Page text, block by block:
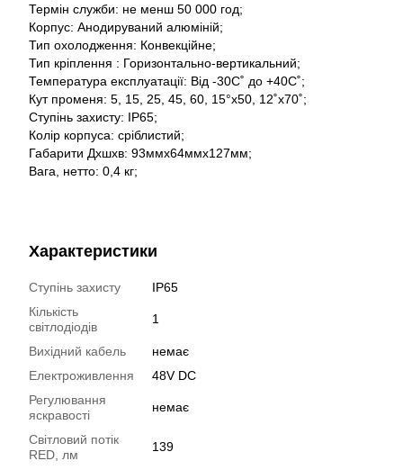
Термін служби: не менш 50 000 год;
Корпус: Анодируваний алюміній;
Тип охолодження: Конвекційне;
Тип кріплення : Горизонтально-вертикальний;
Температура експлуатації: Від -30С˚ до +40С˚;
Кут променя: 5, 15, 25, 45, 60, 15°x50, 12˚x70˚;
Ступінь захисту: IP65;
Колір корпуса: сріблистий;
Габарити Дхшхв: 93ммх64ммх127мм;
Вага, нетто: 0,4 кг;
Характеристики
Ступінь захисту
IP65
Кількість
світлодіодів
1
Вихідний кабель
немає
Електроживлення
48V DC
Регулювання
яскравості
немає
Світловий потік
RED, лм
139